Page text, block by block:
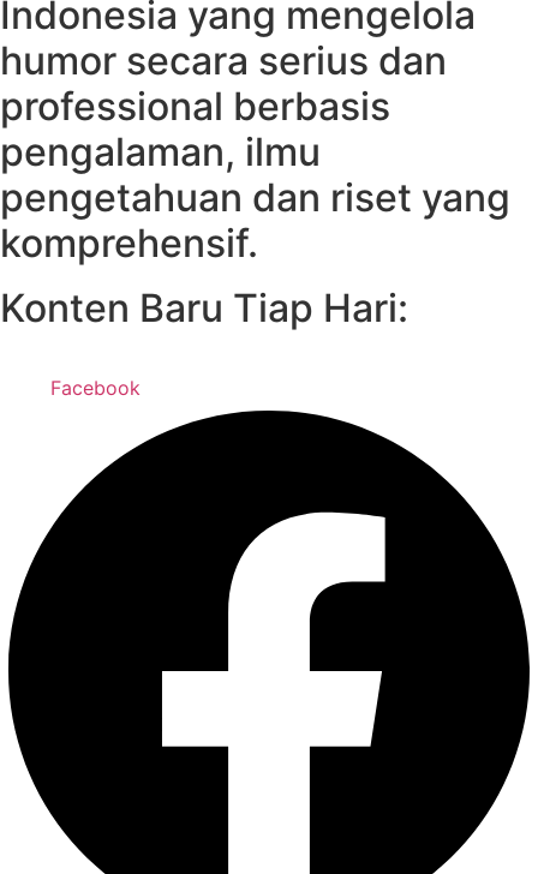
Indonesia yang mengelola
humor secara serius dan
professional berbasis
pengalaman, ilmu
pengetahuan dan riset yang
komprehensif.
Konten Baru Tiap Hari:
Facebook